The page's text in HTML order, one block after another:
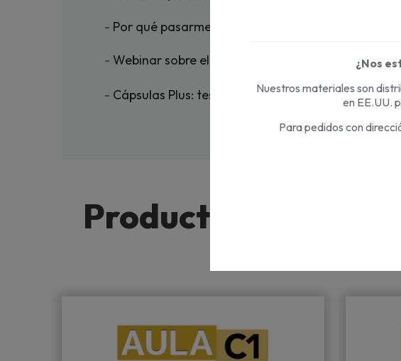
- Por qué pasarme a Aula Plus (issuu)
- Webinar sobre el uso de Aula Plus en contexto de
- Cápsulas Plus: testimonios de usuarios
Productos de la
¿Nos
Nuestros materiales son
en EE.UU.
Para pedidos con